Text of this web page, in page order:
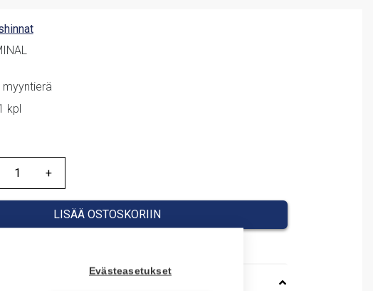
Evästeasetukset
kpl
LISÄÄ OSTOSKORIIN